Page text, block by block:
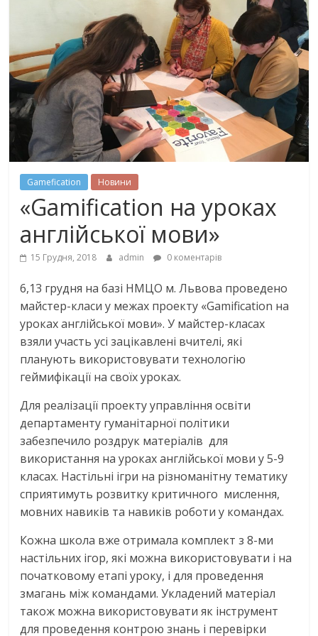
Gamefication Новини
«Gamification на уроках
англійської мови»
15 Грудня, 2018 admin 0 коментарів
6,13 грудня на базі НМЦО м. Львова проведено
майстер-класи у межах проекту «Gamification на
уроках англійської мови». У майстер-класах
взяли участь усі зацікавлені вчителі, які
планують використовувати технологію
геймифікації на своїх уроках.
Для реалізації проекту управління освіти
департаменту гуманітарної політики
забезпечило роздрук матеріалів для
використання на уроках англійської мови у 5-9
класах. Настільні ігри на різноманітну тематику
сприятимуть розвитку критичного мислення,
мовних навиків та навиків роботи у командах.
Кожна школа вже отримала комплект з 8-ми
настільних ігор, які можна використовувати і на
початковому етапі уроку, і для проведення
змагань між командами. Укладений матеріал
також можна використовувати як інструмент
для проведення контрою знань і перевірки